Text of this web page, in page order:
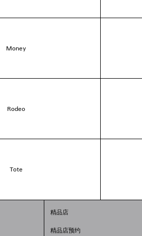
Money
Rodeo
Tote
精品店
精品店预约